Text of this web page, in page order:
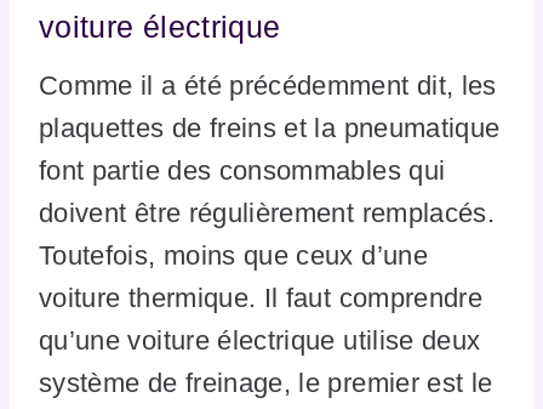
voiture électrique
Comme il a été précédemment dit, les
plaquettes de freins et la pneumatique
font partie des consommables qui
doivent être régulièrement remplacés.
Toutefois, moins que ceux d’une
voiture thermique. Il faut comprendre
qu’une voiture électrique utilise deux
système de freinage, le premier est le